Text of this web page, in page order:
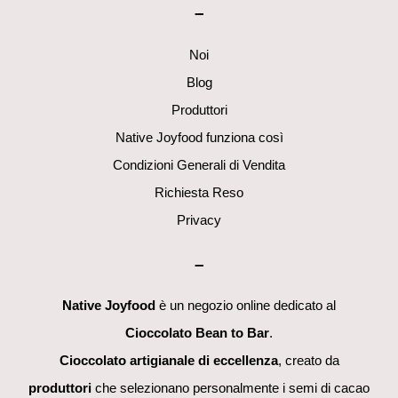
–
Noi
Blog
Produttori
Native Joyfood funziona così
Condizioni Generali di Vendita
Richiesta Reso
Privacy
–
Native Joyfood è un negozio online dedicato al
Cioccolato Bean to Bar.
Cioccolato artigianale di eccellenza, creato da
produttori che selezionano personalmente i semi di cacao